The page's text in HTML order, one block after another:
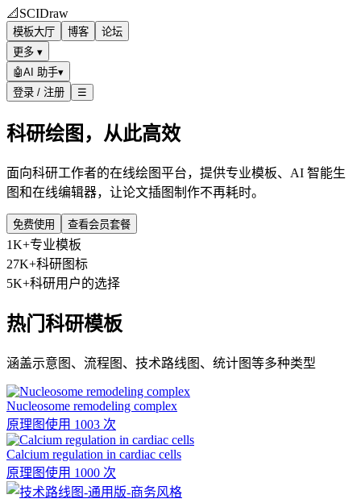
📐 SCIDraw
模板大厅 博客
论坛
更多 ▾
🤖AI 助手▾
登录 / 注册
☰
科研绘图，从此高效
面向科研工作者的在线绘图平台，提供专业模板、AI 智能生
图和在线编辑器，让论文插图制作不再耗时。
免费使用 查看会员套餐
1K+专业模板
27K+科研图标
5K+科研用户的选择
热门科研模板
涵盖示意图、流程图、技术路线图、统计图等多种类型
Nucleosome remodeling complex
原理图使用 1003 次
Calcium regulation in cardiac cells
原理图使用 1000 次